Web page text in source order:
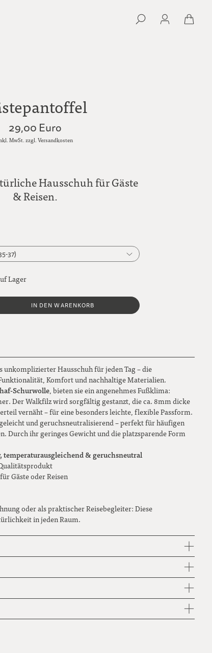
29,00 Euro
MwSt. zzgl. Versandkosten
Hausschuh für Gäste
& Reisen.
37)
42)
(45-46)
Lager
IN DEN WARENKORB
unkomplizierter Hausschuh für jeden Tag – die
Komfort und nachhaltige Materialien.
Schurwolle , bieten sie ein angenehmes Fußklima:
Der Walkfilz wird sorgfältig gestanzt, die ca. 8mm dicke
vernäht – für eine besonders leichte, flexible Passform.
und geruchsneutralisierend – perfekt für häufigen
Durch ihr geringes Gewicht und die platzsparende Form
temperaturausgleichend & geruchsneutral
Gäste oder Reisen
oder als praktischer Reisebegleiter: Diese
in jeden Raum.